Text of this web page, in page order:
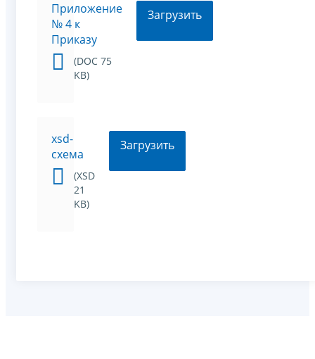
Приложение
№ 4 к
Приказу
(DOC 75
KB)
Загрузить
xsd-
схема
(XSD
21
KB)
Загрузить